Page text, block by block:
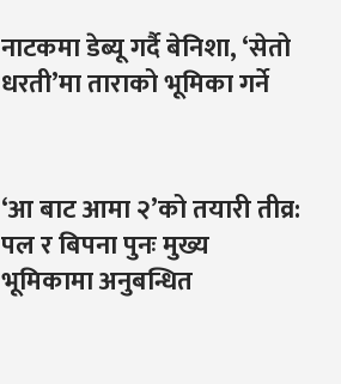
नाटकमा डेब्यू गर्दै बेनिशा, ‘सेतो
धरती’मा ताराको भूमिका गर्ने
‘आ बाट आमा २’को तयारी तीव्र:
पल र बिपना पुनः मुख्य
भूमिकामा अनुबन्धित